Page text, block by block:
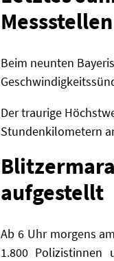
Messstellen
Beim neunten
Der traurige
Stundenkilometern
aufgestellt
Ab 6 Uhr morgens
1.800